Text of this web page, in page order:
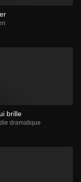
brille
dramatique